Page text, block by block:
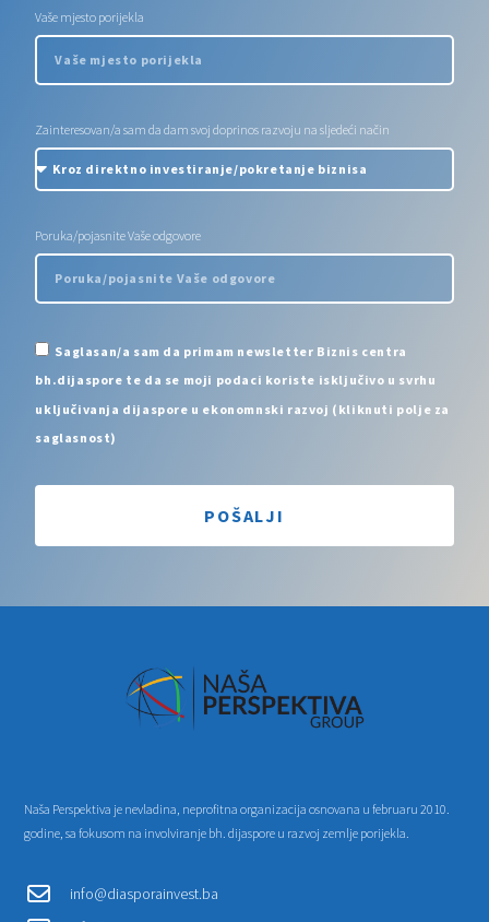
Vaše mjesto porijekla
Zainteresovan/a sam da dam svoj doprinos razvoju na sljedeći način
Poruka/pojasnite Vaše odgovore
Saglasan/a sam da primam newsletter Biznis centra
bh.dijaspore te da se moji podaci koriste isključivo u svrhu
uključivanja dijaspore u ekonomnski razvoj (kliknuti polje za
saglasnost)
POŠALJI
Naša Perspektiva je nevladina, neprofitna organizacija osnovana u februaru 2010.
godine, sa fokusom na involviranje bh. dijaspore u razvoj zemlje porijekla.
info@diasporainvest.ba